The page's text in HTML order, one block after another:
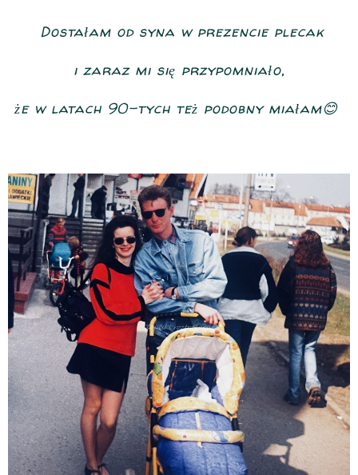
Dostałam od syna w prezencie plecak
i zaraz mi się przypomniało,
że w latach 90-tych też podobny miałam😊